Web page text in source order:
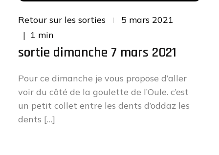
Retour sur les sorties
Posted
5 mars 2021
1 min
sortie dimanche 7 mars 2021
Pour ce dimanche je vous propose d’aller
voir du côté de la goulette de l’Oule. c’est
un petit collet entre les dents d’oddaz les
dents […]